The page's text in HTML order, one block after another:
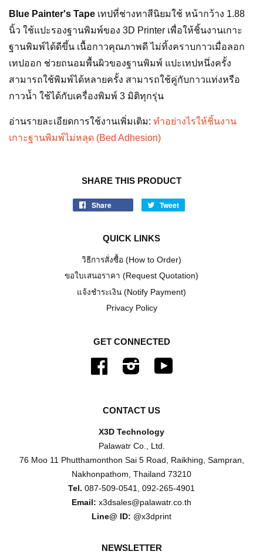
Blue Painter's Tape เทปที่ช่างทาสีนิยมใช้ หน้ากว้าง 1.88
นิ้ว ใช้แปะรองฐานพิมพ์ของ 3D Printer เพื่อให้ชิ้นงานเกาะ
ฐานพิมพ์ได้ดีขึ้น เนื้อกาวคุณภาพดี ไม่ทิ้งคราบกาวเมื่อลอก
เทปออก ช่วยถนอมพื้นผิวของฐานพิมพ์ แปะเทปหนึ่งครั้ง
สามารถใช้พิมพ์ได้หลายครั้ง สามารถใช้คู่กับกาวแท่งหรือ
กาวน้ำ ใช้ได้กับเครื่องพิมพ์ 3 มิติทุกรุ่น
อ่านรายละเอียดการใช้งานเพิ่มเติม: ทำอย่างไรให้ชิ้นงาน
เกาะฐานพิมพ์ไม่หลุด (Bed Adhesion)
SHARE THIS PRODUCT
Share Tweet
QUICK LINKS
วิธีการสั่งซื้อ (How to Order)
ขอใบเสนอราคา (Request Quotation)
แจ้งชำระเงิน (Notify Payment)
Privacy Policy
GET CONNECTED
Facebook Instagram
CONTACT US
X3D Technology
Palawatr Co., Ltd.
76 Moo 11 Phutthamonthon Sai 5 Road, Raikhing, Sampran,
Nakhonpathom, Thailand 73210
Tel. 087-509-0541, 092-265-4901
Email: x3dsales@palawatr.co.th
Line@ ID: @x3dprint
NEWSLETTER